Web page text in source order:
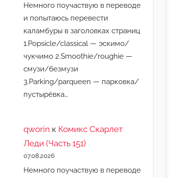
Немного поучаствую в переводе
и попытаюсь перевести
каламбуры в заголовках страниц
1.Popsicle/classical — эскимо/
чукчимо 2.Smoothie/roughie —
смузи/безмузи
3.Parking/parqueen — парковка/
пустырёвка…
qworin к Комикс Скарлет
Леди (Часть 151)
07.08.2026
Немного поучаствую в переводе